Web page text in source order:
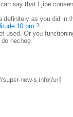
say that I jibe
definitely as you did in
10 pro ?
used. Or you
necheg
new-s.info[/url]